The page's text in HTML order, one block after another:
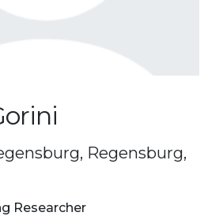
Regensburg,
Researcher